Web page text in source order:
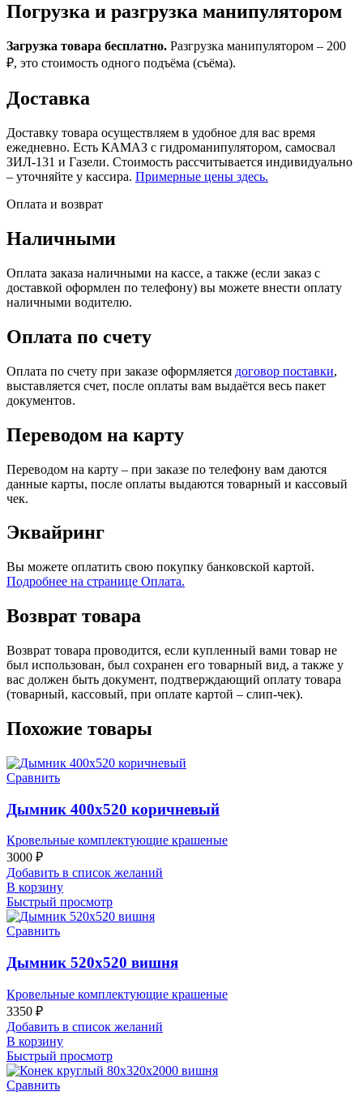
Погрузка и разгрузка манипулятором
Загрузка товара бесплатно. Разгрузка манипулятором – 200
₽, это стоимость одного подъёма (съёма).
Доставка
Доставку товара осуществляем в удобное для вас время
ежедневно. Есть КАМАЗ с гидроманипулятором, самосвал
ЗИЛ-131 и Газели. Стоимость рассчитывается индивидуально
– уточняйте у кассира. Примерные цены здесь.
Оплата и возврат
Наличными
Оплата заказа наличными на кассе, а также (если заказ с
доставкой оформлен по телефону) вы можете внести оплату
наличными водителю.
Оплата по счету
Оплата по счету при заказе оформляется договор поставки,
выставляется счет, после оплаты вам выдаётся весь пакет
документов.
Переводом на карту
Переводом на карту – при заказе по телефону вам даются
данные карты, после оплаты выдаются товарный и кассовый
чек.
Эквайринг
Вы можете оплатить свою покупку банковской картой.
Подробнее на странице Оплата.
Возврат товара
Возврат товара проводится, если купленный вами товар не
был использован, был сохранен его товарный вид, а также у
вас должен быть документ, подтверждающий оплату товара
(товарный, кассовый, при оплате картой – слип-чек).
Похожие товары
Сравнить
Дымник 400х520 коричневый
Кровельные комплектующие крашеные
3000 ₽
Добавить в список желаний
В корзину
Быстрый просмотр
Сравнить
Дымник 520х520 вишня
Кровельные комплектующие крашеные
3350 ₽
Добавить в список желаний
В корзину
Быстрый просмотр
Сравнить